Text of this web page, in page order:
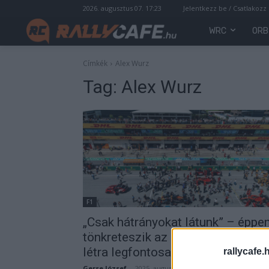
2026. augusztus 07. 17:23 Jelentkezz be / Csatlakozz
WRC ORB
Címkék Alex Wurz
Tag: Alex Wurz
F1
„Csak hátrányokat látunk” –
tönkreteszik az F1 felé vezető
létra legfontosabb fokát